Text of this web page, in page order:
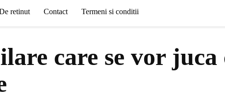
retinut Contact Termeni si conditii
care se vor